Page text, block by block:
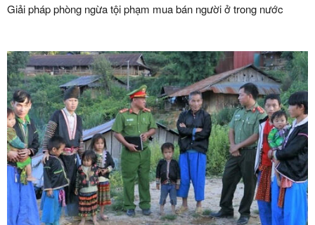
Giải pháp phòng ngừa tội phạm mua bán người ở trong nước